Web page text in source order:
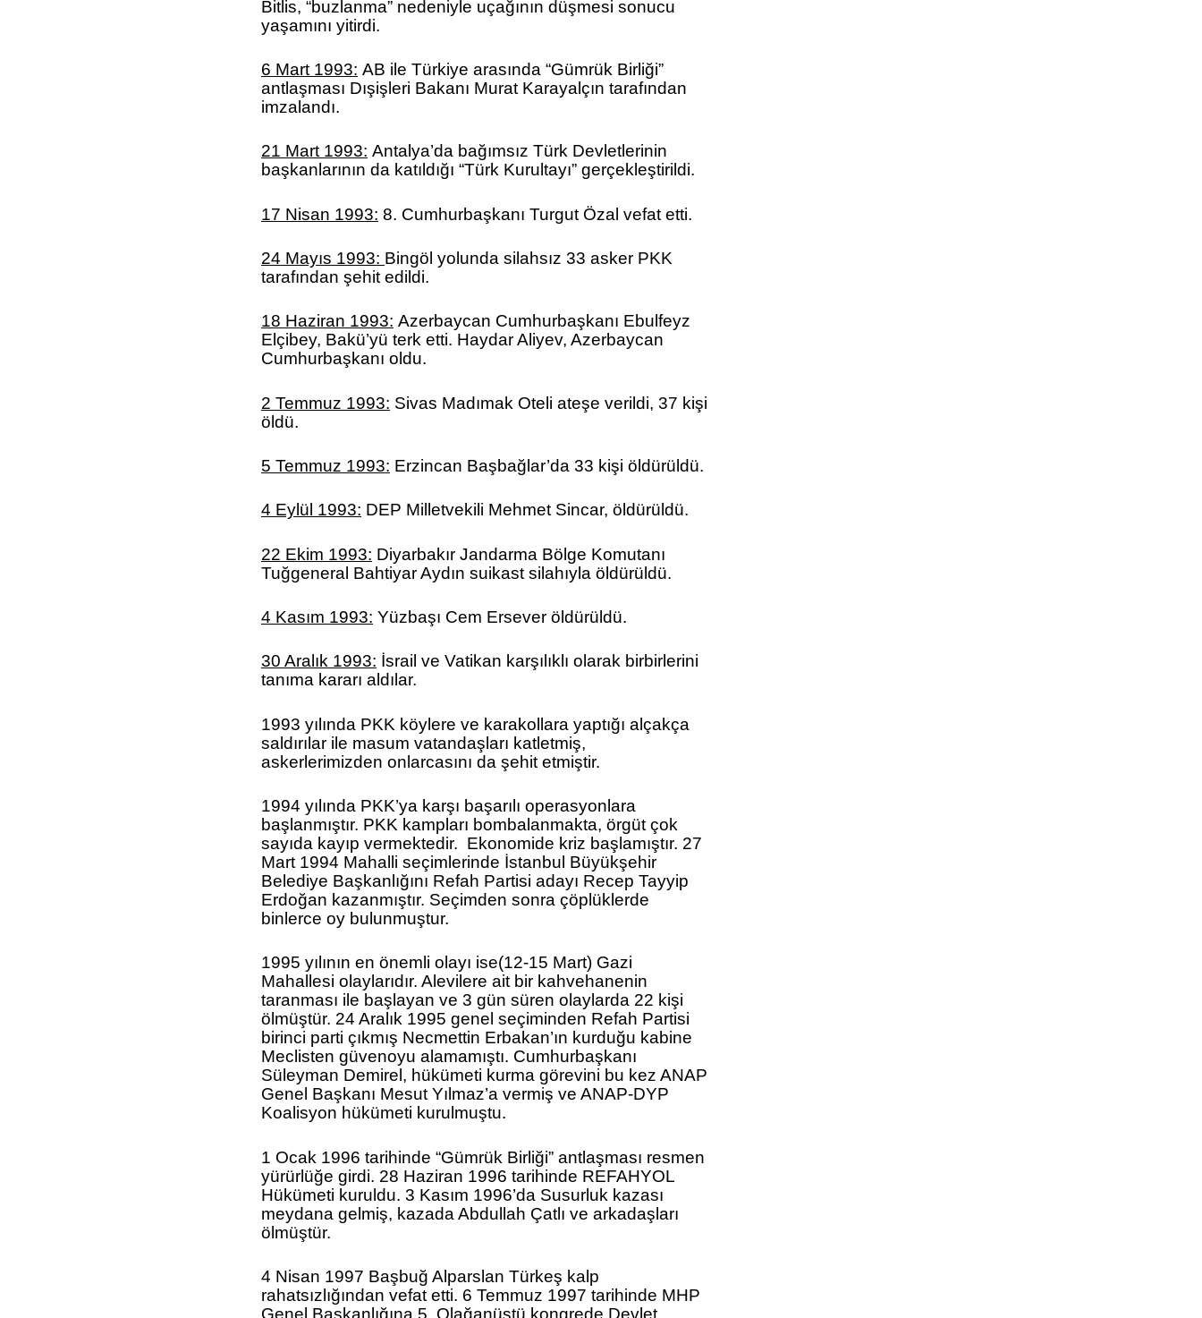
Bitlis, “buzlanma” nedeniyle uçağının düşmesi sonucu
yaşamını yitirdi.
6 Mart 1993: AB ile Türkiye arasında “Gümrük Birliği”
antlaşması Dışişleri Bakanı Murat Karayalçın tarafından
imzalandı.
21 Mart 1993: Antalya’da bağımsız Türk Devletlerinin
başkanlarının da katıldığı “Türk Kurultayı” gerçekleştirildi.
17 Nisan 1993: 8. Cumhurbaşkanı Turgut Özal vefat etti.
24 Mayıs 1993: Bingöl yolunda silahsız 33 asker PKK
tarafından şehit edildi.
18 Haziran 1993: Azerbaycan Cumhurbaşkanı Ebulfeyz
Elçibey, Bakü’yü terk etti. Haydar Aliyev, Azerbaycan
Cumhurbaşkanı oldu.
2 Temmuz 1993: Sivas Madımak Oteli ateşe verildi, 37 kişi
öldü.
5 Temmuz 1993: Erzincan Başbağlar’da 33 kişi öldürüldü.
4 Eylül 1993: DEP Milletvekili Mehmet Sincar, öldürüldü.
22 Ekim 1993: Diyarbakır Jandarma Bölge Komutanı
Tuğgeneral Bahtiyar Aydın suikast silahıyla öldürüldü.
4 Kasım 1993: Yüzbaşı Cem Ersever öldürüldü.
30 Aralık 1993: İsrail ve Vatikan karşılıklı olarak birbirlerini
tanıma kararı aldılar.
1993 yılında PKK köylere ve karakollara yaptığı alçakça
saldırılar ile masum vatandaşları katletmiş,
askerlerimizden onlarcasını da şehit etmiştir.
1994 yılında PKK’ya karşı başarılı operasyonlara
başlanmıştır. PKK kampları bombalanmakta, örgüt çok
sayıda kayıp vermektedir. Ekonomide kriz başlamıştır. 27
Mart 1994 Mahalli seçimlerinde İstanbul Büyükşehir
Belediye Başkanlığını Refah Partisi adayı Recep Tayyip
Erdoğan kazanmıştır. Seçimden sonra çöplüklerde
binlerce oy bulunmuştur.
1995 yılının en önemli olayı ise(12-15 Mart) Gazi
Mahallesi olaylarıdır. Alevilere ait bir kahvehanenin
taranması ile başlayan ve 3 gün süren olaylarda 22 kişi
ölmüştür. 24 Aralık 1995 genel seçiminden Refah Partisi
birinci parti çıkmış Necmettin Erbakan’ın kurduğu kabine
Meclisten güvenoyu alamamıştı. Cumhurbaşkanı
Süleyman Demirel, hükümeti kurma görevini bu kez ANAP
Genel Başkanı Mesut Yılmaz’a vermiş ve ANAP-DYP
Koalisyon hükümeti kurulmuştu.
1 Ocak 1996 tarihinde “Gümrük Birliği” antlaşması resmen
yürürlüğe girdi. 28 Haziran 1996 tarihinde REFAHYOL
Hükümeti kuruldu. 3 Kasım 1996’da Susurluk kazası
meydana gelmiş, kazada Abdullah Çatlı ve arkadaşları
ölmüştür.
4 Nisan 1997 Başbuğ Alparslan Türkeş kalp
rahatsızlığından vefat etti. 6 Temmuz 1997 tarihinde MHP
Genel Başkanlığına 5. Olağanüstü kongrede Devlet